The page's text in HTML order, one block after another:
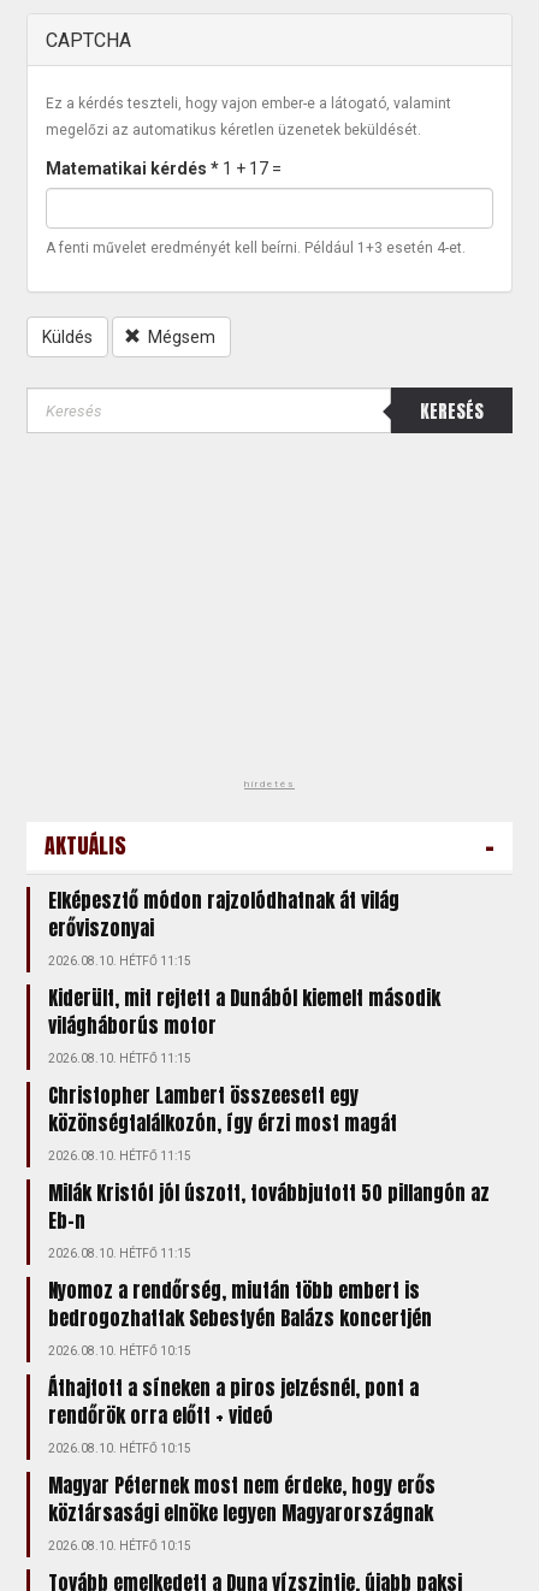
CAPTCHA
Ez a kérdés teszteli, hogy vajon ember-e a látogató, valamint
megelőzi az automatikus kéretlen üzenetek beküldését.
Matematikai kérdés* 1 + 17 =
A fenti művelet eredményét kell beírni. Például 1+3 esetén 4-et.
Küldés Mégsem
KERESÉS
hirdetés
AKTUÁLIS -
Elképesztő módon rajzolódhatnak át világ
erőviszonyai
2026.08.10. HÉTFŐ 11:15
Kiderült, mit rejtett a Dunából kiemelt második
világháborús motor
2026.08.10. HÉTFŐ 11:15
Christopher Lambert összeesett egy
közönségtalálkozón, így érzi most magát
2026.08.10. HÉTFŐ 11:15
Milák Kristóf jól úszott, továbbjutott 50 pillangón az
Eb-n
2026.08.10. HÉTFŐ 11:15
Nyomoz a rendőrség, miután több embert is
bedrogozhattak Sebestyén Balázs koncertjén
2026.08.10. HÉTFŐ 10:15
Áthajtott a síneken a piros jelzésnél, pont a
rendőrök orra előtt + videó
2026.08.10. HÉTFŐ 10:15
Magyar Péternek most nem érdeke, hogy erős
köztársasági elnöke legyen Magyarországnak
2026.08.10. HÉTFŐ 10:15
Tovább emelkedett a Duna vízszintje, újabb paksi